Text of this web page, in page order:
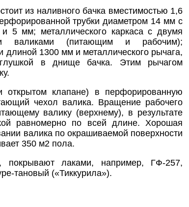
из наливного бачка вместимостью 1,6
трубки диаметром 14 мм с
5 мм; металлического каркаса с двумя
валиками (питающим и рабочим);
длиной 1300 мм и металлического рычага,
в днище бачка. Этим рычагом
открытом клапане) в перфорированную
чехол валика. Вращение рабочего
валику (верхнему), в результате
равномерно по всей длине. Хорошая
валика по окрашиваемой поверхности
350 м2 пола.
покрывают лаками, например, ГФ-257,
тановый («Тиккурила»).